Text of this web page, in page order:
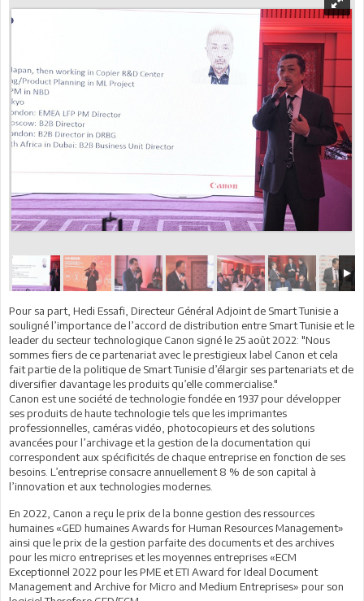
Pour sa part, Hedi Essafi, Directeur Général Adjoint de Smart Tunisie a
souligné l’importance de l’accord de distribution entre Smart Tunisie et le
leader du secteur technologique Canon signé le 25 août 2022: "Nous
sommes fiers de ce partenariat avec le prestigieux label Canon et cela
fait partie de la politique de Smart Tunisie d’élargir ses partenariats et de
diversifier davantage les produits qu’elle commercialise."
Canon est une société de technologie fondée en 1937 pour développer
ses produits de haute technologie tels que les imprimantes
professionnelles, caméras vidéo, photocopieurs et des solutions
avancées pour l’archivage et la gestion de la documentation qui
correspondent aux spécificités de chaque entreprise en fonction de ses
besoins. L’entreprise consacre annuellement 8 % de son capital à
l’innovation et aux technologies modernes.
En 2022, Canon a reçu le prix de la bonne gestion des ressources
humaines «GED humaines Awards for Human Resources Management»
ainsi que le prix de la gestion parfaite des documents et des archives
pour les micro entreprises et les moyennes entreprises «ECM
Exceptionnel 2022 pour les PME et ETI Award for Ideal Document
Management and Archive for Micro and Medium Entreprises» pour son